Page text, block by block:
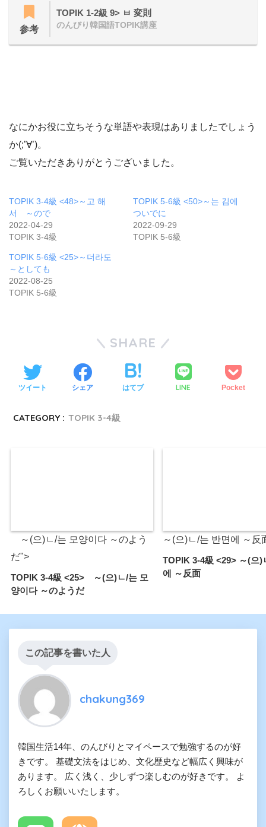
参考
TOPIK 1-2級 9> ㅂ 変則
のんびり韓国語TOPIK講座
なにかお役に立ちそうな単語や表現はありましたでしょう
か(;’∀’)。
ご覧いただきありがとうございました。
TOPIK 3-4級 <48>～고 해
서 ～ので
2022-04-29
TOPIK 3-4級
TOPIK 5-6級 <50>～는 김에
ついでに
2022-09-29
TOPIK 5-6級
TOPIK 5-6級 <25>～더라도
～としても
2022-08-25
TOPIK 5-6級
SHARE
ツイート シェア はてブ LINE Pocket
CATEGORY : TOPIK 3-4級
～(으)ㄴ/는 모양이다 ～のよう
だ">
TOPIK 3-4級 <25> ～(으)ㄴ/는 모
양이다 ～のようだ
～(으)ㄴ/는 반면에 ～反
TOPIK 3-4級 <29> ～(으)
에 ～反面
この記事を書いた人
chakung369
韓国生活14年、のんびりとマイペースで勉強するのが好
きです。 基礎文法をはじめ、文化歴史など幅広く興味が
あります。 広く浅く、少しずつ楽しむのが好きです。 よ
ろしくお願いいたします。